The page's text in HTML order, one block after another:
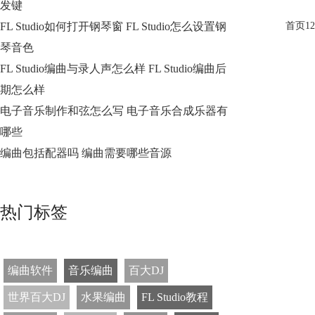
发键
FL Studio如何打开钢琴窗 FL Studio怎么设置钢
琴音色
FL Studio编曲与录人声怎么样 FL Studio编曲后
期怎么样
电子音乐制作和弦怎么写 电子音乐合成乐器有
哪些
编曲包括配器吗 编曲需要哪些音源
热门标签
编曲软件 音乐编曲 百大DJ
世界百大DJ 水果编曲 FL Studio教程
首页12